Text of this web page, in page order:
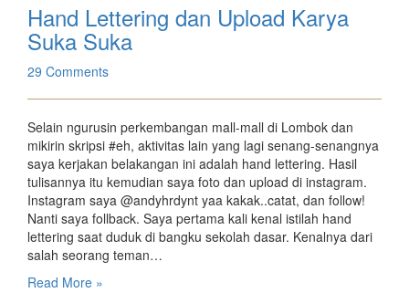
Hand Lettering dan Upload Karya
Suka Suka
29 Comments
Selain ngurusin perkembangan mall-mall di Lombok dan
mikirin skripsi #eh, aktivitas lain yang lagi senang-senangnya
saya kerjakan belakangan ini adalah hand lettering. Hasil
tulisannya itu kemudian saya foto dan upload di instagram.
Instagram saya @andyhrdynt yaa kakak..catat, dan follow!
Nanti saya follback. Saya pertama kali kenal istilah hand
lettering saat duduk di bangku sekolah dasar. Kenalnya dari
salah seorang teman…
Read More »